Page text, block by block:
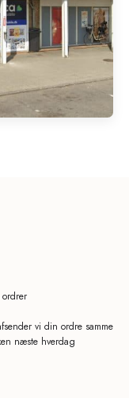
vi din ordre samme
næste hverdag